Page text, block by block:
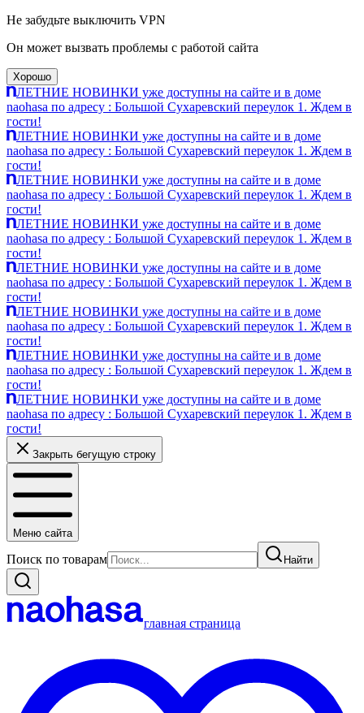
Не забудьте выключить VPN
Он может вызвать проблемы с работой сайта
Хорошо
ЛЕТНИЕ НОВИНКИ уже доступны на сайте и в доме
naohasa по адресу : Большой Сухаревский переулок 1. Ждем в
гости!
ЛЕТНИЕ НОВИНКИ уже доступны на сайте и в доме
naohasa по адресу : Большой Сухаревский переулок 1. Ждем в
гости!
ЛЕТНИЕ НОВИНКИ уже доступны на сайте и в доме
naohasa по адресу : Большой Сухаревский переулок 1. Ждем в
гости!
ЛЕТНИЕ НОВИНКИ уже доступны на сайте и в доме
naohasa по адресу : Большой Сухаревский переулок 1. Ждем в
гости!
ЛЕТНИЕ НОВИНКИ уже доступны на сайте и в доме
naohasa по адресу : Большой Сухаревский переулок 1. Ждем в
гости!
ЛЕТНИЕ НОВИНКИ уже доступны на сайте и в доме
naohasa по адресу : Большой Сухаревский переулок 1. Ждем в
гости!
ЛЕТНИЕ НОВИНКИ уже доступны на сайте и в доме
naohasa по адресу : Большой Сухаревский переулок 1. Ждем в
гости!
ЛЕТНИЕ НОВИНКИ уже доступны на сайте и в доме
naohasa по адресу : Большой Сухаревский переулок 1. Ждем в
гости!
Закрыть бегущую строку
Меню сайта
Поиск по товарам Найти
главная страница